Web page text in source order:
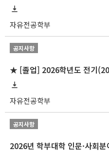
자유전공학부
공지사항
★ [졸업] 2026학년도 전기
자유전공학부
공지사항